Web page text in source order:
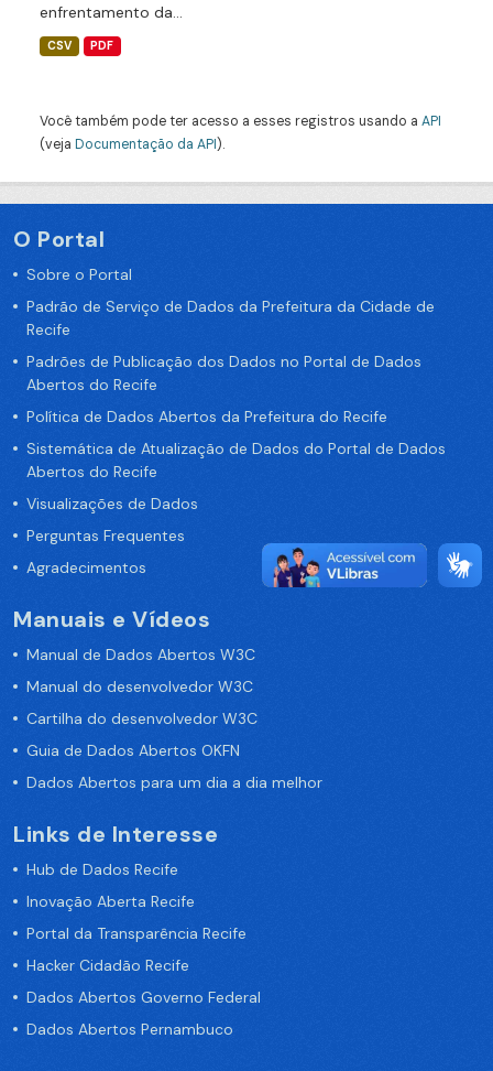
enfrentamento da...
CSV PDF
Você também pode ter acesso a esses registros usando a API
(veja Documentação da API).
O Portal
Sobre o Portal
Padrão de Serviço de Dados da Prefeitura da Cidade de
Recife
Padrões de Publicação dos Dados no Portal de Dados
Abertos do Recife
Política de Dados Abertos da Prefeitura do Recife
Sistemática de Atualização de Dados do Portal de Dados
Abertos do Recife
Visualizações de Dados
Perguntas Frequentes
Agradecimentos
Manuais e Vídeos
Manual de Dados Abertos W3C
Manual do desenvolvedor W3C
Cartilha do desenvolvedor W3C
Guia de Dados Abertos OKFN
Dados Abertos para um dia a dia melhor
Links de Interesse
Hub de Dados Recife
Inovação Aberta Recife
Portal da Transparência Recife
Hacker Cidadão Recife
Dados Abertos Governo Federal
Dados Abertos Pernambuco